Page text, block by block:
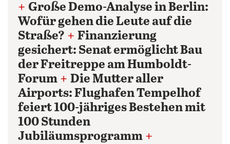
+ Große Demo-Analyse in Berlin:
Wofür gehen die Leute auf die
Straße? + Finanzierung
gesichert: Senat ermöglicht Bau
der Freitreppe am Humboldt-
Forum + Die Mutter aller
Airports: Flughafen Tempelhof
feiert 100-jähriges Bestehen mit
100 Stunden
Jubiläumsprogramm +